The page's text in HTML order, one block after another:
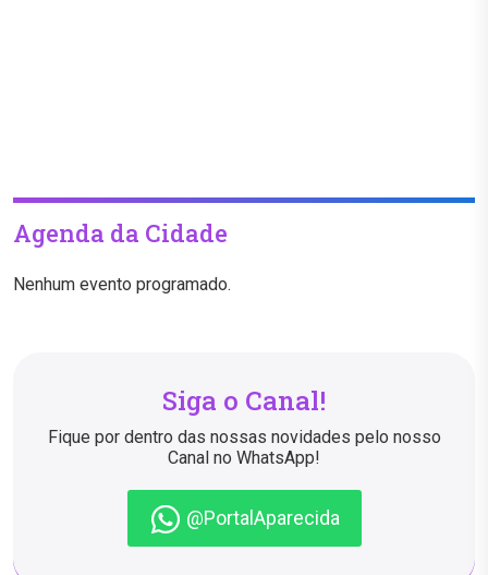
Agenda da Cidade
Nenhum evento programado.
Siga o Canal!
Fique por dentro das nossas novidades pelo nosso
Canal no WhatsApp!
@PortalAparecida